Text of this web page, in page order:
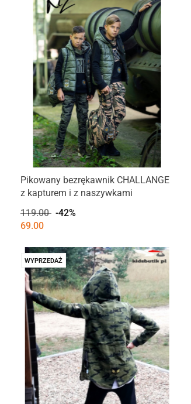
Pikowany bezrękawnik CHALLANGE
z kapturem i z naszywkami
119.00 -42%
69.00
WYPRZEDAŻ